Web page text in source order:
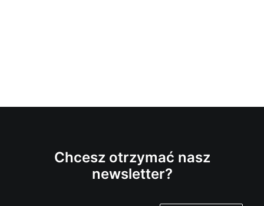
Chcesz otrzymać nasz
newsletter?